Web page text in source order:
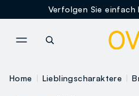
Verfolgen Sie einfach
Home Lieblingscharaktere